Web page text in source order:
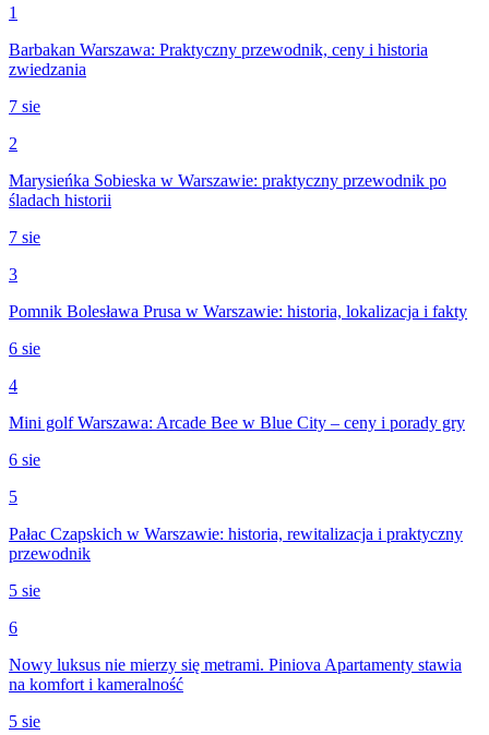
1
Barbakan Warszawa: Praktyczny przewodnik, ceny i historia
zwiedzania
7 sie
2
Marysieńka Sobieska w Warszawie: praktyczny przewodnik po
śladach historii
7 sie
3
Pomnik Bolesława Prusa w Warszawie: historia, lokalizacja i fakty
6 sie
4
Mini golf Warszawa: Arcade Bee w Blue City – ceny i porady gry
6 sie
5
Pałac Czapskich w Warszawie: historia, rewitalizacja i praktyczny
przewodnik
5 sie
6
Nowy luksus nie mierzy się metrami. Piniova Apartamenty stawia
na komfort i kameralność
5 sie